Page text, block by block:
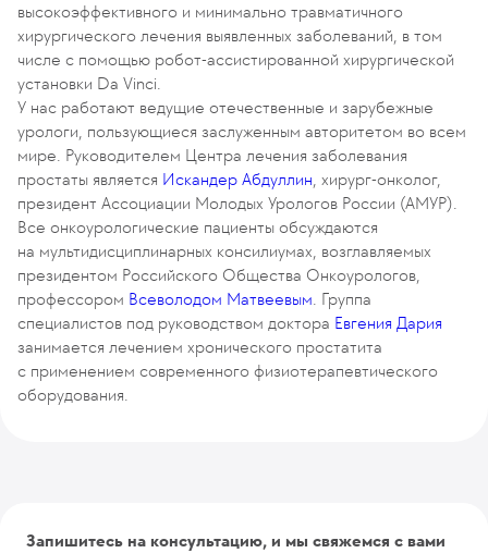
высокоэффективного и минимально травматичного
хирургического лечения выявленных заболеваний, в том
числе с помощью робот-ассистированной хирургической
установки Da Vinci.
У нас работают ведущие отечественные и зарубежные
урологи, пользующиеся заслуженным авторитетом во всем
мире. Руководителем Центра лечения заболевания
простаты является Искандер Абдуллин, хирург-онколог,
президент Ассоциации Молодых Урологов России (АМУР).
Все онкоурологические пациенты обсуждаются
на мультидисциплинарных консилиумах, возглавляемых
президентом Российского Общества Онкоурологов,
профессором Всеволодом Матвеевым. Группа
специалистов под руководством доктора Евгения Дария
занимается лечением хронического простатита
с применением современного физиотерапевтического
оборудования.
Запишитесь на консультацию, и мы свяжемся с вами